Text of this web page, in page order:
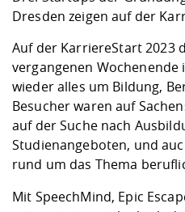
Career Service
Angebote für
Kontakt und Anfahrt
Qualitätssicherung
Dresden zeigen auf der
Auf der KarriereStart 2023
vergangenen Wochenende
wieder alles um Bildung,
Besucher waren auf
auf der Suche nach
Studienangeboten, und
rund um das Thema
Mit SpeechMind, Epic